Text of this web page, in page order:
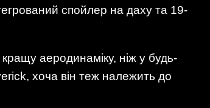
спойлер на даху та 19-
аеродинаміку, ніж у будь-
хоча він теж належить до